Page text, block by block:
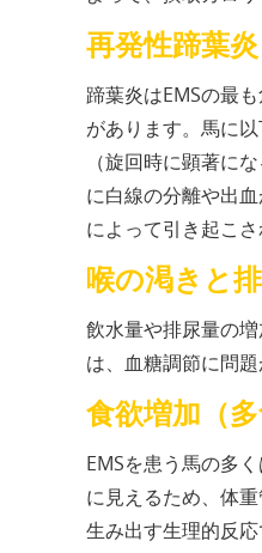
再発性蹄葉炎
蹄葉炎はEMSの最
があります。馬に
（旋回時に顕著に
に白線の分離や出
によって引き起こさ
喉の渇きと
飲水量や排尿量の
は、血糖調節に問
食欲増加（多
EMSを患う馬の多
に見えるため、体
生み出す生理的反応